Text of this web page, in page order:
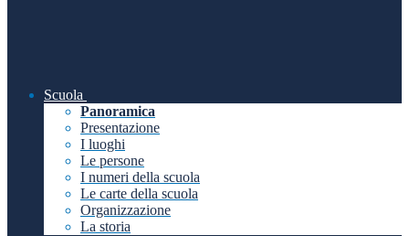
Scuola
Panoramica
Presentazione
I luoghi
Le persone
I numeri della scuola
Le carte della scuola
Organizzazione
La storia